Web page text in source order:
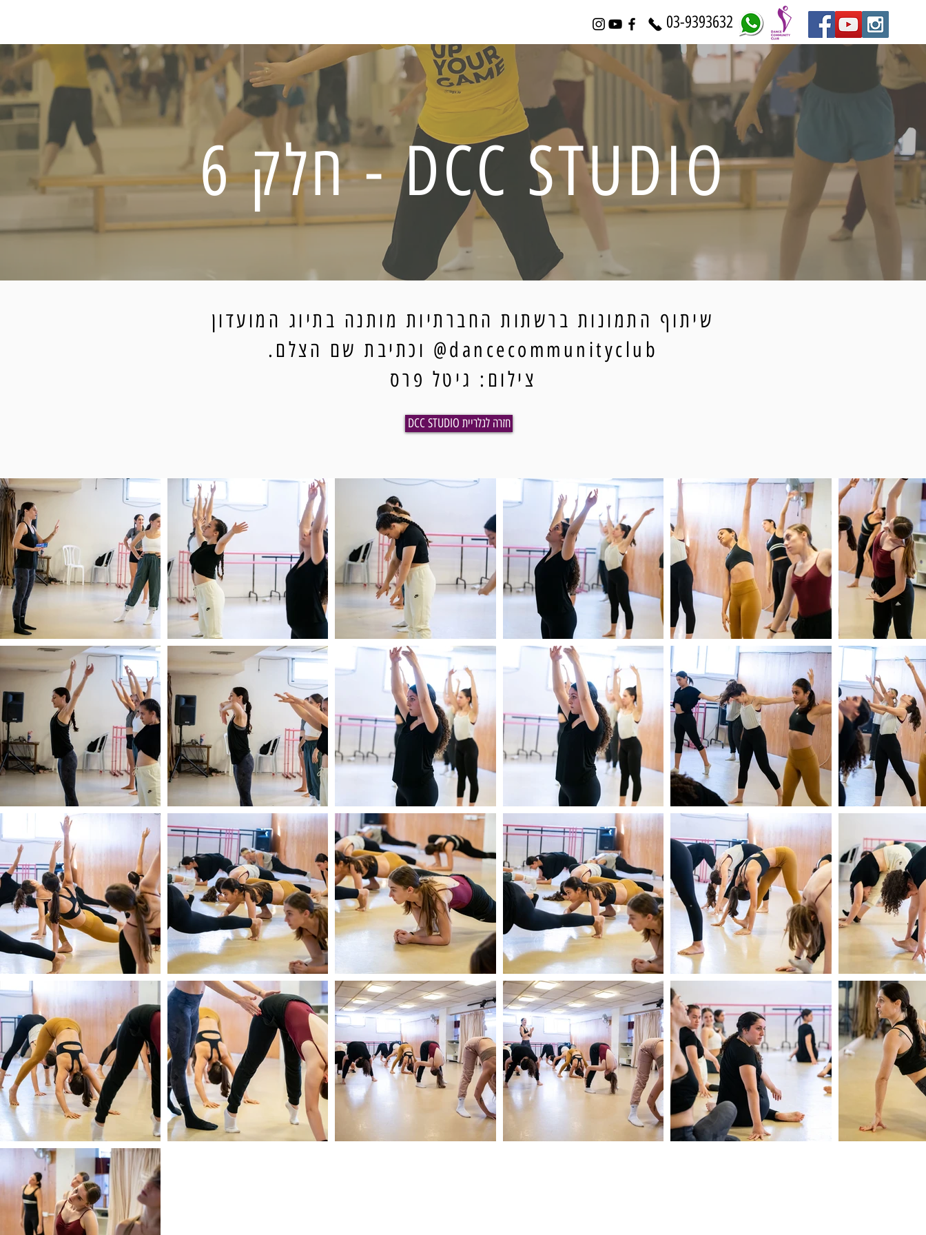
03-9393632
DCC STUDIO - חלק 6
שיתוף התמונות ברשתות החברתיות מותנה בתיוג המועדון
dancecommunityclub@ וכתיבת שם הצלם.
צילום: גיטל פרס
DCC STUDIO חזרה לגלריית